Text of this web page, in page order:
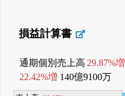
損益計算書
通期個別売上高 29.87%増
22.42%増 140億9100万